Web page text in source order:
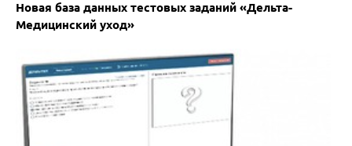
Новая база данных тестовых заданий «Дельта-
Медицинский уход»